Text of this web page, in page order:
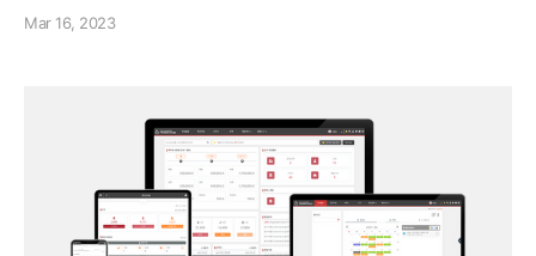
준비했습니다. (본격적인 이야기를 시작하기 전에, CRM 솔루션
Mar 16, 2023